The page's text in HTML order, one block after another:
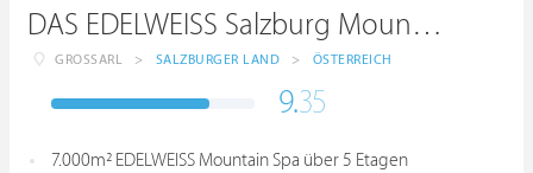
DAS EDELWEISS Salzburg Mountain Resort
GROSSARL > SALZBURGER LAND > ÖSTERREICH
9.35
7.000m² EDELWEISS Mountain Spa über 5 Etagen